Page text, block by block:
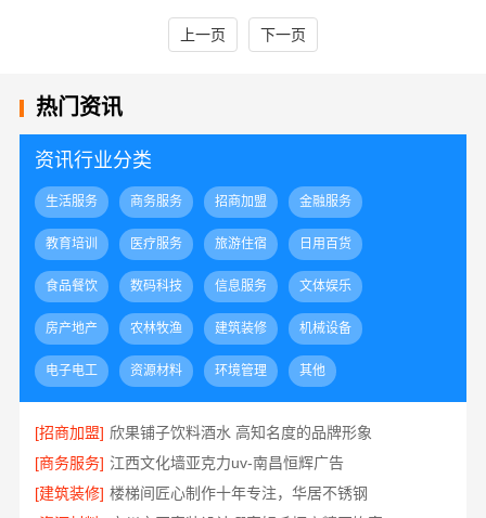
上一页 下一页
热门资讯
资讯行业分类
生活服务 商务服务 招商加盟 金融服务
教育培训 医疗服务 旅游住宿 日用百货
食品餐饮 数码科技 信息服务 文体娱乐
房产地产 农林牧渔 建筑装修 机械设备
电子电工 资源材料 环境管理 其他
[招商加盟] 欣果铺子饮料酒水 高知名度的品牌形象
[商务服务] 江西文化墙亚克力uv-南昌恒辉广告
[建筑装修] 楼梯间匠心制作十年专注，华居不锈钢